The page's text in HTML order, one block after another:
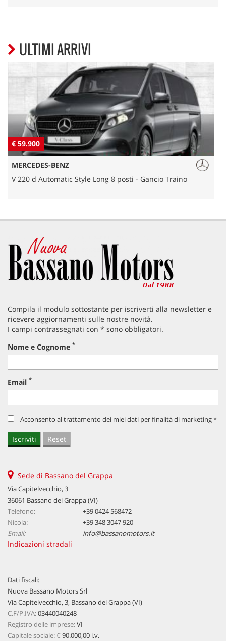
ULTIMI ARRIVI
€ 59.900
MERCEDES-BENZ
V 220 d Automatic Style Long 8 posti - Gancio Traino
Compila il modulo sottostante per iscriverti alla newsletter e
ricevere aggiornamenti sulle nostre novità.
I campi contrassegnati con * sono obbligatori.
Nome e Cognome *
Email *
Acconsento al trattamento dei miei dati per finalità di marketing *
Sede di Bassano del Grappa
Via Capitelvecchio, 3
36061 Bassano del Grappa (VI)
Telefono:
+39 0424 568472
Nicola:
+39 348 3047 920
Email:
info@bassanomotors.it
Indicazioni stradali
Dati fiscali:
Nuova Bassano Motors Srl
Via Capitelvecchio, 3, Bassano del Grappa (VI)
C.F/P.IVA:03440040248
Registro delle imprese:VI
Capitale sociale: € 90.000,00 i.v.